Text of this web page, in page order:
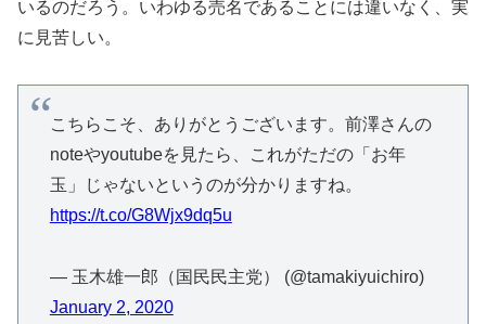
いるのだろう。いわゆる売名であることには違いなく、実
に見苦しい。
こちらこそ、ありがとうございます。前澤さんの
noteやyoutubeを見たら、これがただの「お年
玉」じゃないというのが分かりますね。
https://t.co/G8Wjx9dq5u
— 玉木雄一郎（国民民主党） (@tamakiyuichiro)
January 2, 2020